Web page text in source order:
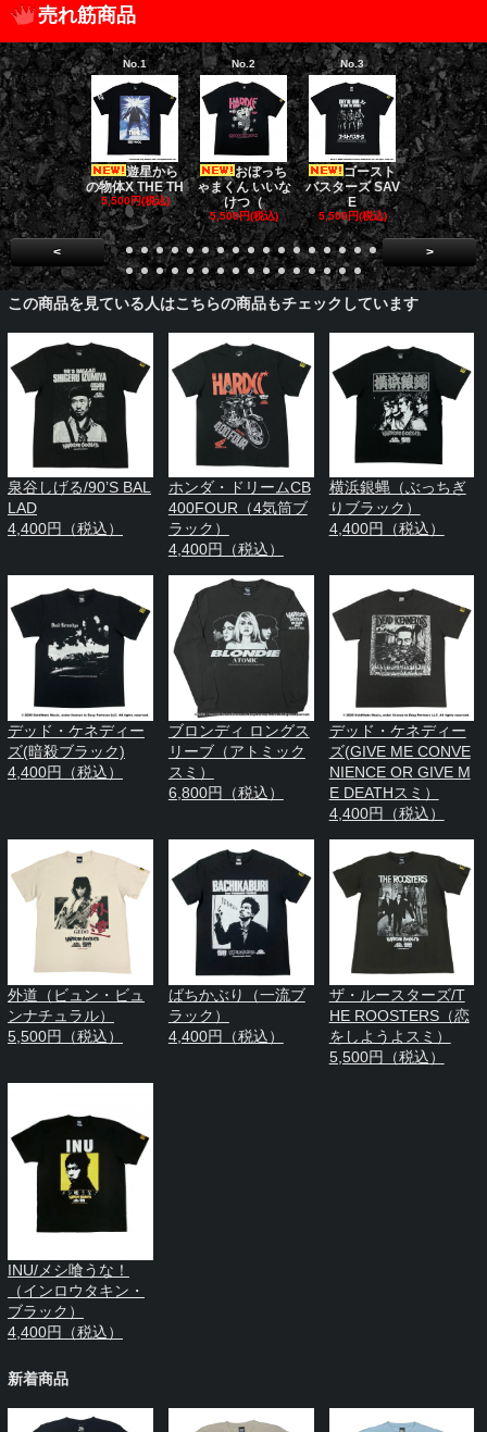
売れ筋商品
No.1
遊星から
の物体X THE TH
5,500円(税込)
No.2
おぼっち
ゃまくん いいな
けつ（
5,500円(税込)
No.3
ゴースト
バスターズ SAV
E
5,500円(税込)
No.4
ゴー
バスターズ
ージャ
5,500円(税
< >
この商品を見ている人はこちらの商品もチェックしています
泉谷しげる/90’S BAL
LAD
4,400円（税込）
ホンダ・ドリームCB
400FOUR（4気筒ブ
ラック）
4,400円（税込）
横浜銀蝿（ぶっちぎ
りブラック）
4,400円（税込）
デッド・ケネディー
ズ(暗殺ブラック)
4,400円（税込）
ブロンディ ロングス
リーブ（アトミック
スミ）
6,800円（税込）
デッド・ケネディー
ズ(GIVE ME CONVE
NIENCE OR GIVE M
E DEATHスミ）
4,400円（税込）
外道（ビュン・ビュ
ンナチュラル）
5,500円（税込）
ばちかぶり（一流ブ
ラック）
4,400円（税込）
ザ・ルースターズ/T
HE ROOSTERS（恋
をしようよスミ）
5,500円（税込）
INU/メシ喰うな！
（インロウタキン・
ブラック）
4,400円（税込）
新着商品